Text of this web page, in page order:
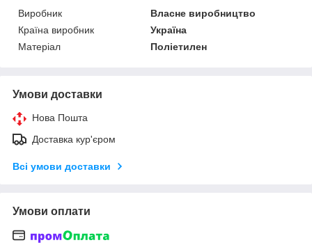
Виробник
Власне виробництво
Країна виробник
Україна
Матеріал
Поліетилен
Умови доставки
Нова Пошта
Доставка кур'єром
Всі умови доставки
Умови оплати